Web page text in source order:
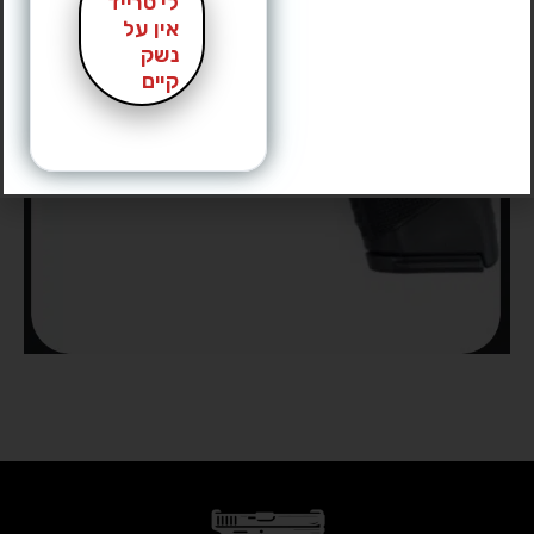
אין על
נשק
קיים